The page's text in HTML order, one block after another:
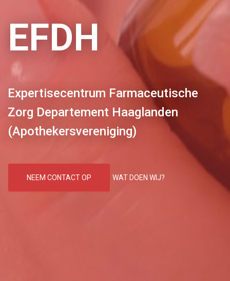
EFDH
Expertisecentrum Farmaceutische
Zorg Departement Haaglanden
(Apothekersvereniging)
NEEM CONTACT OP WAT DOEN WIJ?